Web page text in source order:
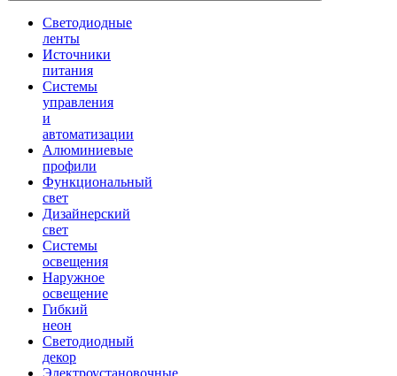
Светодиодные
ленты
Источники
питания
Системы
управления
и
автоматизации
Алюминиевые
профили
Функциональный
свет
Дизайнерский
свет
Системы
освещения
Наружное
освещение
Гибкий
неон
Светодиодный
декор
Электроустановочные